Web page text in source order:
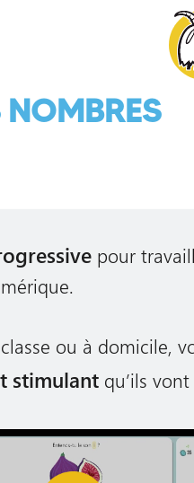
NOMBRES
pour
ou à domicile,
stimulant qu’ils vont